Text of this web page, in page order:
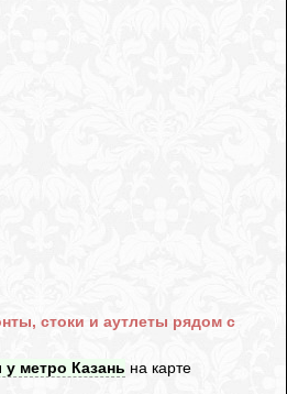
стоки и аутлеты рядом с
у метро Казань на карте